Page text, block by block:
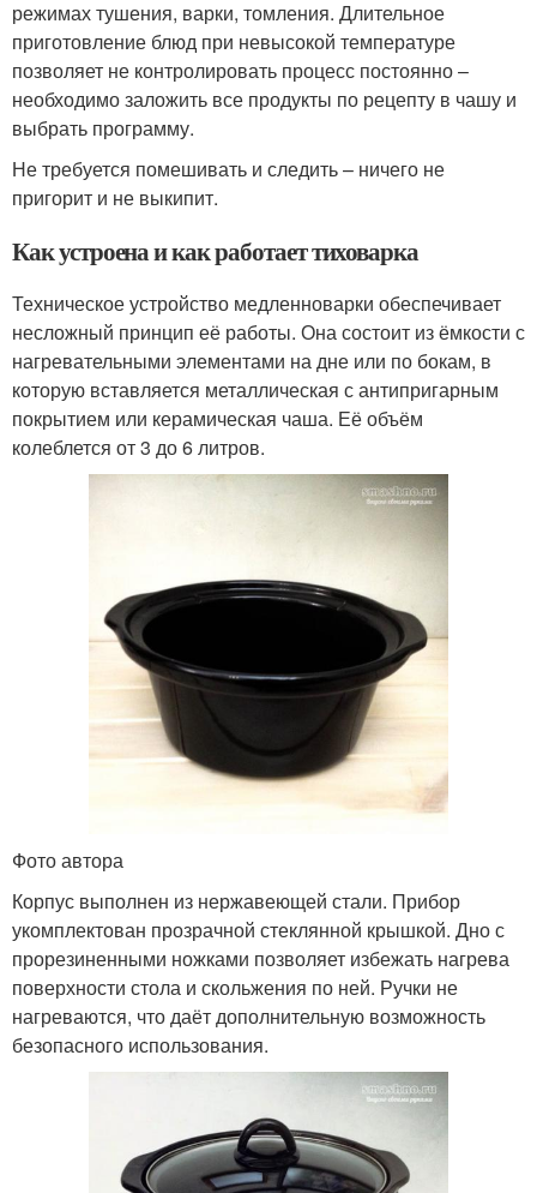
режимах тушения, варки, томления. Длительное
приготовление блюд при невысокой температуре
позволяет не контролировать процесс постоянно –
необходимо заложить все продукты по рецепту в чашу и
выбрать программу.
Не требуется помешивать и следить – ничего не
пригорит и не выкипит.
Как устроена и как работает тиховарка
Техническое устройство медленноварки обеспечивает
несложный принцип её работы. Она состоит из ёмкости с
нагревательными элементами на дне или по бокам, в
которую вставляется металлическая с антипригарным
покрытием или керамическая чаша. Её объём
колеблется от 3 до 6 литров.
Фото автора
Корпус выполнен из нержавеющей стали. Прибор
укомплектован прозрачной стеклянной крышкой. Дно с
прорезиненными ножками позволяет избежать нагрева
поверхности стола и скольжения по ней. Ручки не
нагреваются, что даёт дополнительную возможность
безопасного использования.